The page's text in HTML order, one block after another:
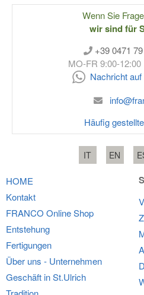
Wenn Sie
wir sind für
+39 0471
MO-FR 9:00-12:00
Nachricht
Häufig
IT EN
HOME
Kontakt
FRANCO Online Shop
Entstehung
Fertigungen
Über uns - Unternehmen
Geschäft in St.Ulrich